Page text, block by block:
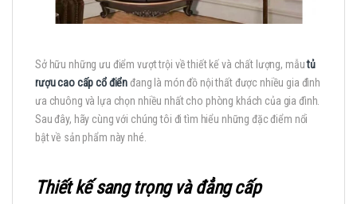
Sở hữu những ưu điểm vượt trội về thiết kế và chất lượng, mẫutủ
rượu cao cấp cổ điểnđang là món đồ nội thất được nhiều gia đình
ưa chuông và lựa chọn nhiều nhất cho phòng khách của gia đình.
Sau đây, hãy cùng với chúng tôi đi tìm hiểu những đặc điểm nổi
bật về sản phẩm này nhé.
Thiết kế sang trọng và đẳng cấp